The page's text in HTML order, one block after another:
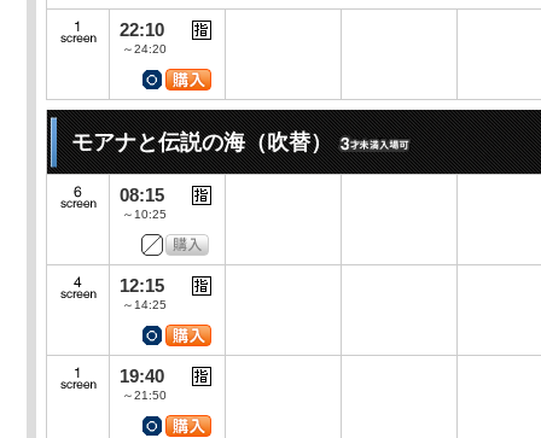
22:10
～24:20
モアナと伝説の海（吹替）
08:15
～10:25
12:15
～14:25
19:40
～21:50